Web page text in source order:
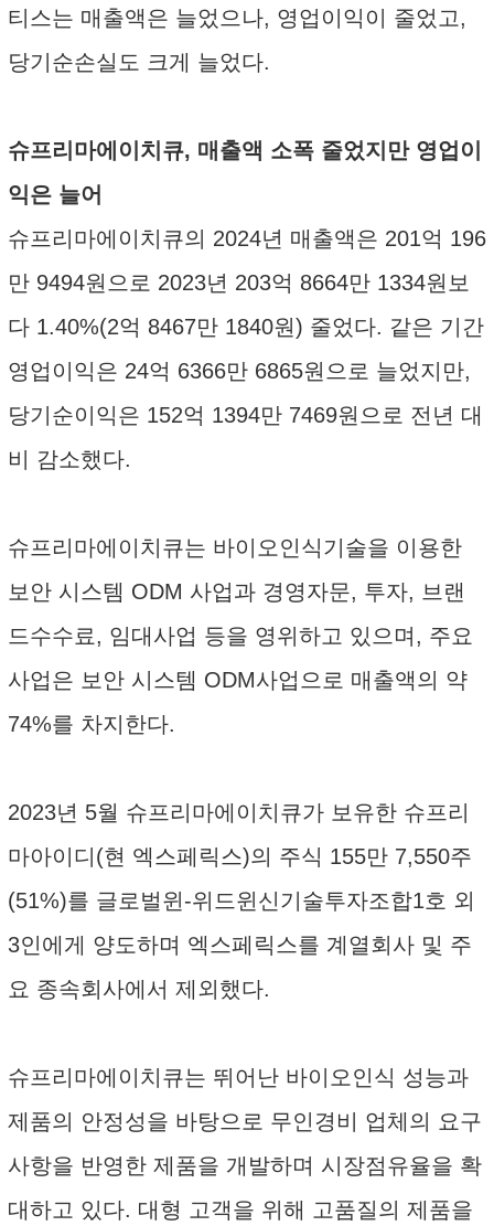
티스는 매출액은 늘었으나, 영업이익이 줄었고,
당기순손실도 크게 늘었다.
슈프리마에이치큐, 매출액 소폭 줄었지만 영업이
익은 늘어
슈프리마에이치큐의 2024년 매출액은 201억 196
만 9494원으로 2023년 203억 8664만 1334원보
다 1.40%(2억 8467만 1840원) 줄었다. 같은 기간
영업이익은 24억 6366만 6865원으로 늘었지만,
당기순이익은 152억 1394만 7469원으로 전년 대
비 감소했다.
슈프리마에이치큐는 바이오인식기술을 이용한
보안 시스템 ODM 사업과 경영자문, 투자, 브랜
드수수료, 임대사업 등을 영위하고 있으며, 주요
사업은 보안 시스템 ODM사업으로 매출액의 약
74%를 차지한다.
2023년 5월 슈프리마에이치큐가 보유한 슈프리
마아이디(현 엑스페릭스)의 주식 155만 7,550주
(51%)를 글로벌윈-위드윈신기술투자조합1호 외
3인에게 양도하며 엑스페릭스를 계열회사 및 주
요 종속회사에서 제외했다.
슈프리마에이치큐는 뛰어난 바이오인식 성능과
제품의 안정성을 바탕으로 무인경비 업체의 요구
사항을 반영한 제품을 개발하며 시장점유율을 확
대하고 있다. 대형 고객을 위해 고품질의 제품을